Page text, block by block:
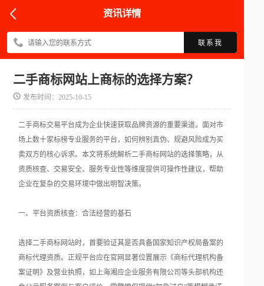
资讯详情
联系我
二手商标网站上商标的选择方案？
发布时间：2025-10-15
二手商标交易平台成为企业快速获取品牌资源的重要渠道。面对市
场上数十家标榜专业服务的平台，如何辨别真伪、规避风险成为买
卖双方的核心诉求。本文将系统解析二手商标网站的选择策略，从
资质核查、交易安全、服务专业性等维度提供可操作性建议，帮助
企业在复杂的交易环境中做出明智决策。
一、平台资质核查：合法经营的基石
选择二手商标网站时，首要验证其是否具备国家知识产权局备案的
商标代理资质。正规平台应在官网显著位置展示《商标代理机构备
案证明》及营业执照，如上海湘应企业服务有限公司等头部机构还